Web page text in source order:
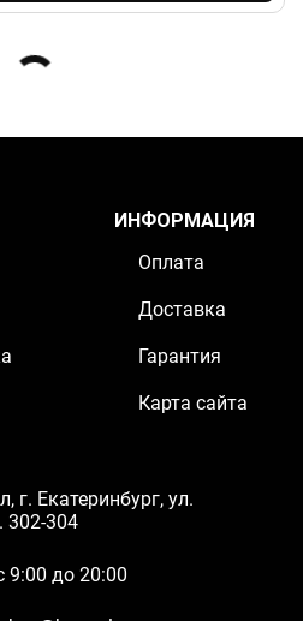
ИНФОРМАЦИЯ
Оплата
Доставка
Гарантия
Карта сайта
г. Екатеринбург, ул.
302-304
9:00 до 20:00